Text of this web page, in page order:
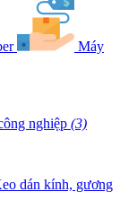
Máy
nghiệp (3)
dán kính, gương